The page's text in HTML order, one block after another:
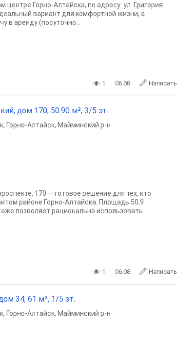
Горно-Алтайска, по адресу: ул. Григория
вариант для комфортной жизни, а
в аренду (посуточно...
1 06.08 Написать
дом 170, 50.90 м², 3/5 эт.
, Горно-Алтайск, Майминский р-н
170 — готовое решение для тех, кто
районе Горно-Алтайска. Площадь 50,9
позволяет рационально использовать...
1 06.08 Написать
34, 61 м², 1/5 эт.
, Горно-Алтайск, Майминский р-н